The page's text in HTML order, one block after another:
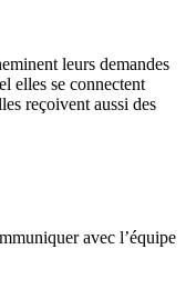
leurs demandes
elles se connectent
reçoivent aussi des
avec l’équipe